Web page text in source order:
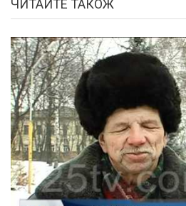
ЧИТАЙТЕ ТАКОЖ